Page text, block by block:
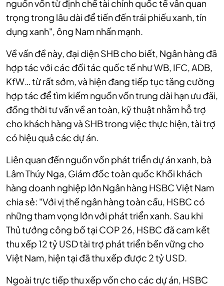
nguồn vốn từ định chế tài chính quốc tế vẫn quan
trọng trong lâu dài để tiến đến trái phiếu xanh, tín
dụng xanh", ông Nam nhấn mạnh.
Về vấn đề này, đại diện SHB cho biết, Ngân hàng đã
hợp tác với các đối tác quốc tế như WB, IFC, ADB,
KfW… từ rất sớm, và hiện đang tiếp tục tăng cường
hợp tác để tìm kiếm nguồn vốn trung dài hạn ưu đãi,
đồng thời tư vấn về an toàn, kỹ thuật nhằm hỗ trợ
cho khách hàng và SHB trong việc thực hiện, tài trợ
có hiệu quả các dự án.
Liên quan đến nguồn vốn phát triển dự án xanh, bà
Lâm Thúy Nga, Giám đốc toàn quốc Khối khách
hàng doanh nghiệp lớn Ngân hàng HSBC Việt Nam
chia sẻ: "Với vị thế ngân hàng toàn cầu, HSBC có
những tham vọng lớn với phát triển xanh. Sau khi
Thủ tướng công bố tại COP 26, HSBC đã cam kết
thu xếp 12 tỷ USD tài trợ phát triển bền vững cho
Việt Nam, hiện tại đã thu xếp được 2 tỷ USD.
Ngoài trực tiếp thu xếp vốn cho các dự án, HSBC